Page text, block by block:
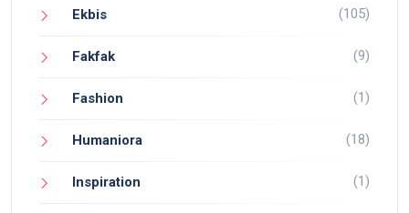
Ekbis (105)
Fakfak (9)
Fashion (1)
Humaniora (18)
Inspiration (1)